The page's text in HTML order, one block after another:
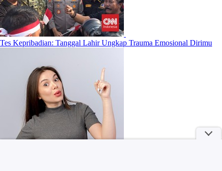
Tes Kepribadian: Tanggal Lahir Ungkap Trauma Emosional Dirimu